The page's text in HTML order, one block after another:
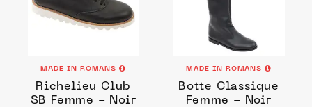
MADE IN ROMANS
Richelieu Club
SB Femme - Noir
MADE IN ROMANS
Botte Classique
Femme - Noir